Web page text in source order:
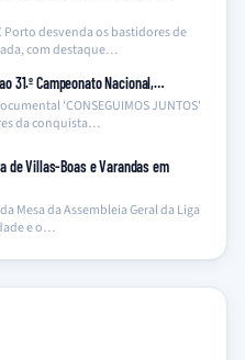
desvenda os bastidores de
com destaque…
31.º Campeonato Nacional,…
'CONSEGUIMOS JUNTOS'
da conquista…
de Villas-Boas e Varandas em
Mesa da Assembleia Geral da Liga
e o…